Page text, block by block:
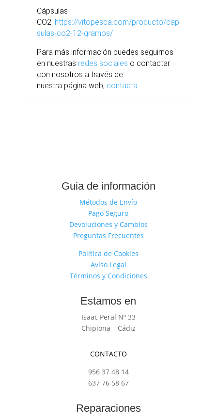
Cápsulas
CO2: https://vitopesca.com/producto/cap
sulas-co2-12-gramos/
Para más información puedes seguirnos
en nuestras redes sociales o contactar
con nosotros a través de
nuestra página web, contacta.
Guia de información
Métodos de Envío
Pago Seguro
Devoluciones y Cambios
Preguntas Frecuentes
Política de Cookies
Aviso Legal
Términos y Condiciones
Estamos en
Isaac Peral Nº 33
Chipiona – Cádiz
CONTACTO
956 37 48 14
637 76 58 67
Reparaciones